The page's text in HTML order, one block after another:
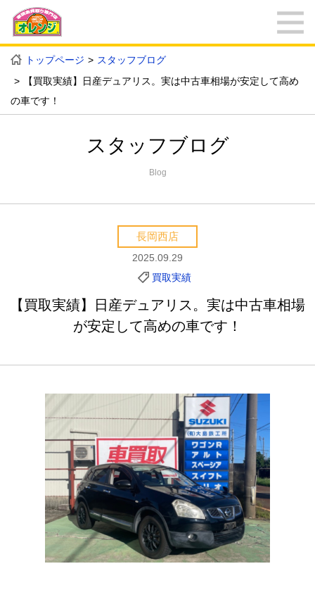
トップページ
スタッフブログ
【買取実績】日産デュアリス。実は中古車相場が安定して高め
の車です！
スタッフブログ
Blog
長岡西店
2025.09.29
買取実績
【買取実績】日産デュアリス。実は中古車相場
が安定して高めの車です！